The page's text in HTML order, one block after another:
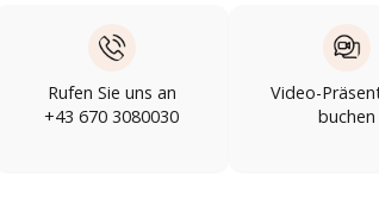
Rufen Sie uns an
+43 670 3080030
Video-
buchen